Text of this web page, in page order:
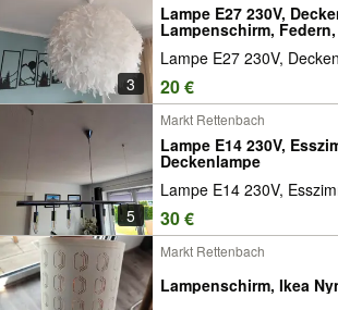
3
Lampe E27 230V,
Lampenschirm,
Lampe E27 230V,
20 €
5
Markt Rettenbach
Lampe E14 230V,
Deckenlampe
Lampe E14 230V,
30 €
Markt Rettenbach
Lampenschirm, Ikea